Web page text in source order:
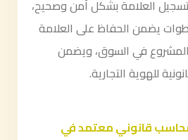
تسجيل العلامة بشكل آمن وصحيح،
يضمن الحفاظ على العلامة
المشروع في السوق، ويضمن
للهوية التجارية.
قانوني معتمد في